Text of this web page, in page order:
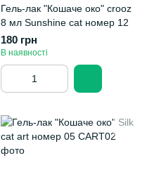
Гель-лак "Кошаче око" crooz
8 мл Sunshine cat номер 12
180 грн
В наявності